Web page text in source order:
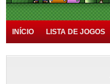
INÍCIO LISTA DE JOGOS
TUTORIAIS HISTÓRIA